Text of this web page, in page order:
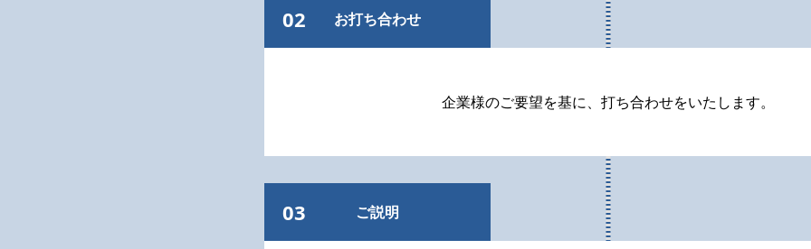
02 お打ち合わせ
企業様のご要望を基に、打ち合わせをいたします。
03 ご説明